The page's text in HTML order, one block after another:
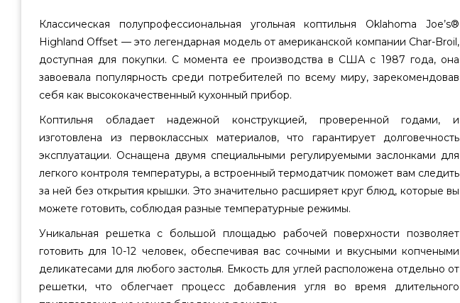
Классическая полупрофессиональная угольная коптильня Oklahoma Joe’s®
Highland Offset — это легендарная модель от американской компании Char-Broil,
доступная для покупки. С момента ее производства в США с 1987 года, она
завоевала популярность среди потребителей по всему миру, зарекомендовав
себя как высококачественный кухонный прибор.
Коптильня обладает надежной конструкцией, проверенной годами, и
изготовлена из первоклассных материалов, что гарантирует долговечность
эксплуатации. Оснащена двумя специальными регулируемыми заслонками для
легкого контроля температуры, а встроенный термодатчик поможет вам следить
за ней без открытия крышки. Это значительно расширяет круг блюд, которые вы
можете готовить, соблюдая разные температурные режимы.
Уникальная решетка с большой площадью рабочей поверхности позволяет
готовить для 10-12 человек, обеспечивая вас сочными и вкусными копчеными
деликатесами для любого застолья. Емкость для углей расположена отдельно от
решетки, что облегчает процесс добавления угля во время длительного